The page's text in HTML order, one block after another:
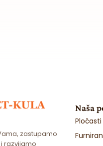
zastupamo
razvijamo
Naša